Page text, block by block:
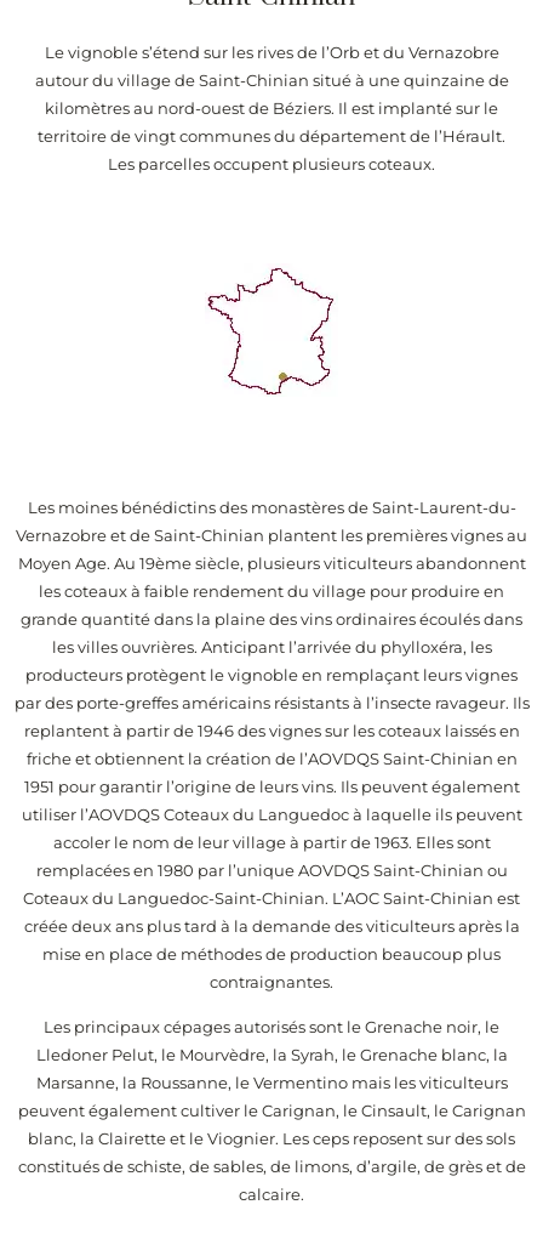
Le vignoble s’étend sur les rives de l’Orb et du Vernazobre
autour du village de Saint-Chinian situé à une quinzaine de
kilomètres au nord-ouest de Béziers. Il est implanté sur le
territoire de vingt communes du département de l’Hérault.
Les parcelles occupent plusieurs coteaux.
Les moines bénédictins des monastères de Saint-Laurent-du-
Vernazobre et de Saint-Chinian plantent les premières vignes au
Moyen Age. Au 19ème siècle, plusieurs viticulteurs abandonnent
les coteaux à faible rendement du village pour produire en
grande quantité dans la plaine des vins ordinaires écoulés dans
les villes ouvrières. Anticipant l’arrivée du phylloxéra, les
producteurs protègent le vignoble en remplaçant leurs vignes
par des porte-greffes américains résistants à l’insecte ravageur. Ils
replantent à partir de 1946 des vignes sur les coteaux laissés en
friche et obtiennent la création de l’AOVDQS Saint-Chinian en
1951 pour garantir l’origine de leurs vins. Ils peuvent également
utiliser l’AOVDQS Coteaux du Languedoc à laquelle ils peuvent
accoler le nom de leur village à partir de 1963. Elles sont
remplacées en 1980 par l’unique AOVDQS Saint-Chinian ou
Coteaux du Languedoc-Saint-Chinian. L’AOC Saint-Chinian est
créée deux ans plus tard à la demande des viticulteurs après la
mise en place de méthodes de production beaucoup plus
contraignantes.
Les principaux cépages autorisés sont le Grenache noir, le
Lledoner Pelut, le Mourvèdre, la Syrah, le Grenache blanc, la
Marsanne, la Roussanne, le Vermentino mais les viticulteurs
peuvent également cultiver le Carignan, le Cinsault, le Carignan
blanc, la Clairette et le Viognier. Les ceps reposent sur des sols
constitués de schiste, de sables, de limons, d’argile, de grès et de
calcaire.